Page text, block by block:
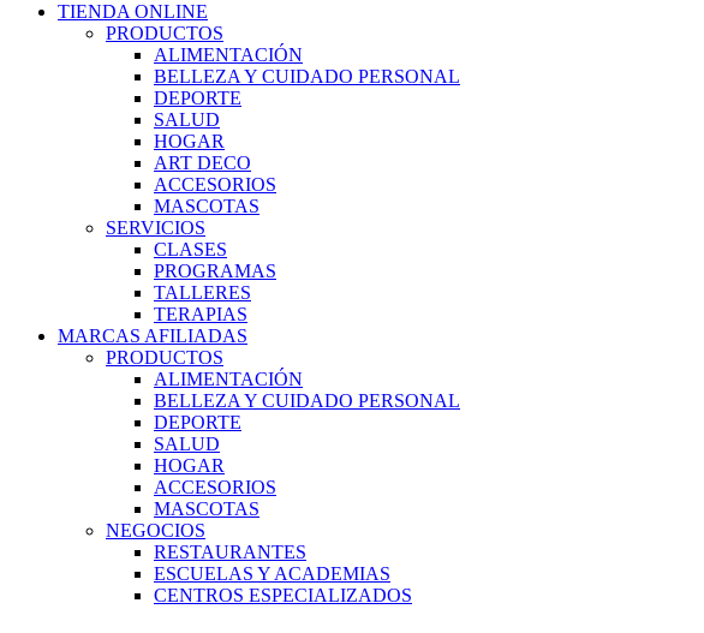
TIENDA ONLINE
PRODUCTOS
ALIMENTACIÓN
BELLEZA Y CUIDADO PERSONAL
DEPORTE
SALUD
HOGAR
ART DECO
ACCESORIOS
MASCOTAS
SERVICIOS
CLASES
PROGRAMAS
TALLERES
TERAPIAS
MARCAS AFILIADAS
PRODUCTOS
ALIMENTACIÓN
BELLEZA Y CUIDADO PERSONAL
DEPORTE
SALUD
HOGAR
ACCESORIOS
MASCOTAS
NEGOCIOS
RESTAURANTES
ESCUELAS Y ACADEMIAS
CENTROS ESPECIALIZADOS